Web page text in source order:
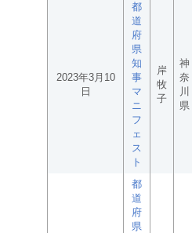
2023年3月10
日
都
道
府
県
知
事
マ
ニ
フ
ェ
ス
ト
岸
牧
子
神
奈
川
県
都
道
府
県